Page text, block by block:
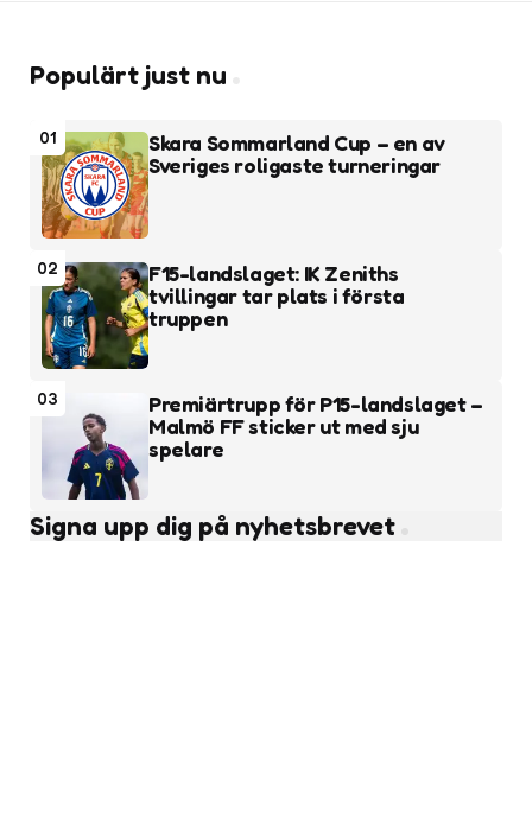
Populärt just nu
01
Skara Sommarland Cup – en av
Sveriges roligaste turneringar
02
F15-landslaget: IK Zeniths
tvillingar tar plats i första
truppen
03
Premiärtrupp för P15-landslaget –
Malmö FF sticker ut med sju
spelare
Signa upp dig på nyhetsbrevet